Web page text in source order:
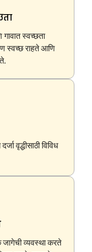
स्वच्छता
स्वच्छ राहते आणि
वृद्धीसाठी विविध
जागेची व्यवस्था करते